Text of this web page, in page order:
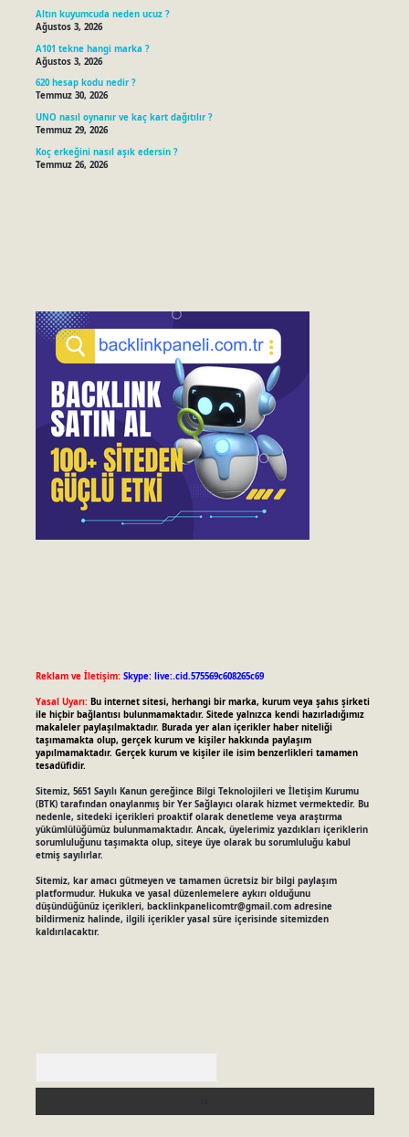
Altın kuyumcuda neden ucuz ?
Ağustos 3, 2026
A101 tekne hangi marka ?
Ağustos 3, 2026
620 hesap kodu nedir ?
Temmuz 30, 2026
UNO nasıl oynanır ve kaç kart dağıtılır ?
Temmuz 29, 2026
Koç erkeğini nasıl aşık edersin ?
Temmuz 26, 2026
Reklam ve İletişim: Skype: live:.cid.575569c608265c69
Yasal Uyarı: Bu internet sitesi, herhangi bir marka, kurum veya şahıs şirketi
ile hiçbir bağlantısı bulunmamaktadır. Sitede yalnızca kendi hazırladığımız
makaleler paylaşılmaktadır. Burada yer alan içerikler haber niteliği
taşımamakta olup, gerçek kurum ve kişiler hakkında paylaşım
yapılmamaktadır. Gerçek kurum ve kişiler ile isim benzerlikleri tamamen
tesadüfidir.
Sitemiz, 5651 Sayılı Kanun gereğince Bilgi Teknolojileri ve İletişim Kurumu
(BTK) tarafından onaylanmış bir Yer Sağlayıcı olarak hizmet vermektedir. Bu
nedenle, sitedeki içerikleri proaktif olarak denetleme veya araştırma
yükümlülüğümüz bulunmamaktadır. Ancak, üyelerimiz yazdıkları içeriklerin
sorumluluğunu taşımakta olup, siteye üye olarak bu sorumluluğu kabul
etmiş sayılırlar.
Sitemiz, kar amacı gütmeyen ve tamamen ücretsiz bir bilgi paylaşım
platformudur. Hukuka ve yasal düzenlemelere aykırı olduğunu
düşündüğünüz içerikleri, backlinkpanelicomtr@gmail.comadresine
bildirmeniz halinde, ilgili içerikler yasal süre içerisinde sitemizden
kaldırılacaktır.